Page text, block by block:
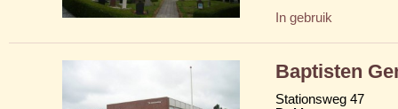
In gebruik
Baptisten
Stationsweg 47